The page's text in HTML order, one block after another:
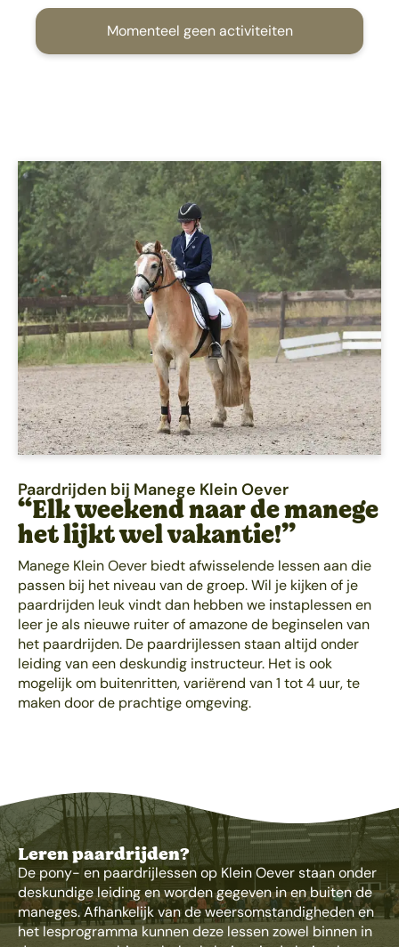
Momenteel geen activiteiten
Paardrijden bij Manege Klein Oever
“Elk weekend naar de manege
het lijkt wel vakantie!”
Manege Klein Oever biedt afwisselende lessen aan die
passen bij het niveau van de groep. Wil je kijken of je
paardrijden leuk vindt dan hebben we instaplessen en
leer je als nieuwe ruiter of amazone de beginselen van
het paardrijden. De paardrijlessen staan altijd onder
leiding van een deskundig instructeur. Het is ook
mogelijk om buitenritten, variërend van 1 tot 4 uur, te
maken door de prachtige omgeving.
Leren paardrijden?
De pony- en paardrijlessen op Klein Oever staan onder
deskundige leiding en worden gegeven in en buiten de
maneges. Afhankelijk van de weersomstandigheden en
het lesprogramma kunnen deze lessen zowel binnen in